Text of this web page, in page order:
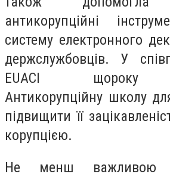
антикорупційні
систему електронного
держслужбовців. У
EUACI щороку
Антикорупційну школу
підвищити її
корупцією.
Не менш важливою є